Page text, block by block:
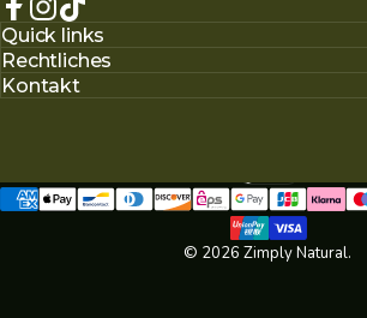
Facebook
Instagram
TikTok
Quick links
Rechtliches
Kontakt
© 2026 Zimply Natural.
Sprache